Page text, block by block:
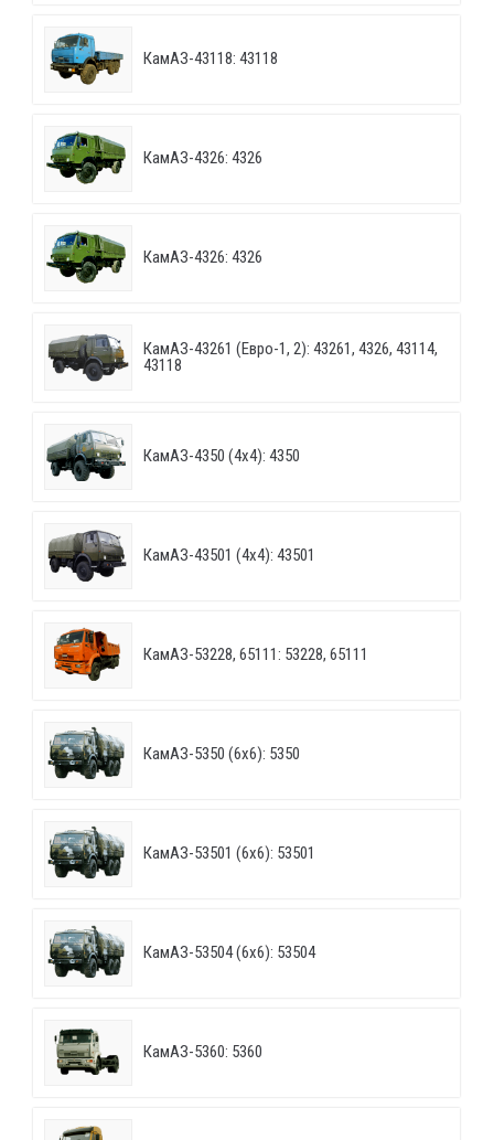
КамАЗ-43118: 43118
КамАЗ-4326: 4326
КамАЗ-4326: 4326
КамАЗ-43261 (Евро-1, 2): 43261, 4326, 43114,
43118
КамАЗ-4350 (4х4): 4350
КамАЗ-43501 (4х4): 43501
КамАЗ-53228, 65111: 53228, 65111
КамАЗ-5350 (6х6): 5350
КамАЗ-53501 (6х6): 53501
КамАЗ-53504 (6х6): 53504
КамАЗ-5360: 5360